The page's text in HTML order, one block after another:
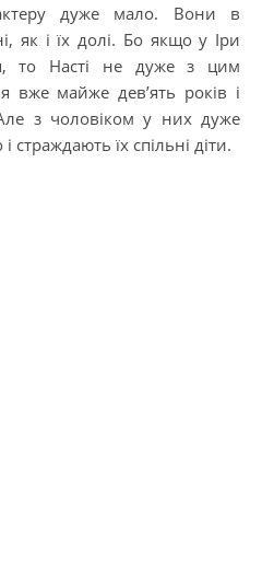
дуже мало. Вони в
як і їх долі. Бо якщо у Іри
то Насті не дуже з цим
вже майже дев’ять років і
з чоловіком у них дуже
страждають їх спільні діти.